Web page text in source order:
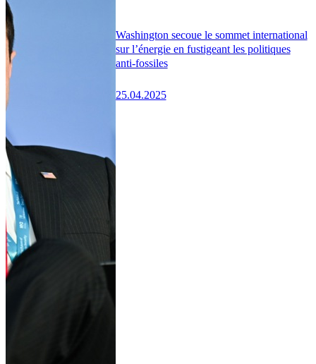
Washington secoue le sommet international
sur l’énergie en fustigeant les politiques
anti-fossiles
25.04.2025